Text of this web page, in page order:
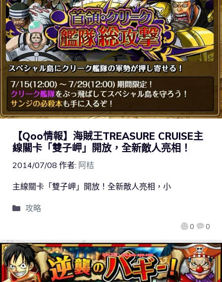
【Qoo情報】海賊王TREASURE CRUISE主
線關卡「雙子岬」開放，全新敵人亮相！
2014/07/08 作者: 阿桔
0 0
主線關卡「雙子岬」開放！全新敵人亮相，小
攻略